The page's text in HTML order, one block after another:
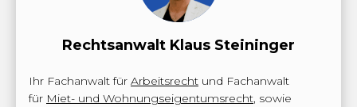
Rechtsanwalt Klaus Steininger
Ihr Fachanwalt für Arbeitsrecht und Fachanwalt
für Miet- und Wohnungseigentumsrecht, sowie